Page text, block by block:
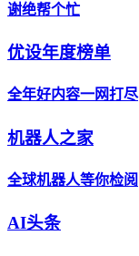
谢绝帮个忙
优设年度榜单
全年好内容一网打尽
机器人之家
全球机器人等你检阅
AI头条